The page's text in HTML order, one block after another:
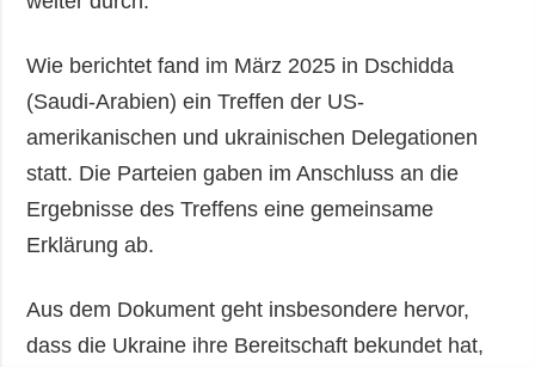
Wie berichtet fand im März 2025 in Dschidda
(Saudi-Arabien) ein Treffen der US-
amerikanischen und ukrainischen Delegationen
statt. Die Parteien gaben im Anschluss an die
Ergebnisse des Treffens eine gemeinsame
Erklärung ab.
Aus dem Dokument geht insbesondere hervor,
dass die Ukraine ihre Bereitschaft bekundet hat,